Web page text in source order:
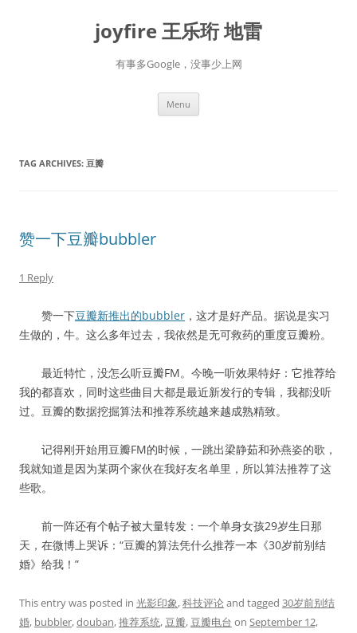
joyfire 王乐珩 地雷
有事多Google，没事少上网
Menu
TAG ARCHIVES: 豆瓣
赞一下豆瓣bubbler
1 Reply
赞一下豆瓣新推出的bubbler ，这才是好产品。据说是实习
生做的，牛。这么多年过去，我依然是无可救药的重度豆瓣粉。
最近特忙，没怎么听豆瓣FM。今晚一听效果特好：它推荐给
我的都喜欢，同时这些曲目大都是最近新发行的专辑，我都没听
过。豆瓣的数据挖掘算法和推荐系统越来越成熟精致。
记得刚开始用豆瓣FM的时候，一跳出梁静茹和孙燕姿的歌，
我就知道是因为某两个家伙在我好友名单里，所以算法推荐了这
些歌。
前一阵还有个帖子被大量转发：一个单身女孩29岁生日那
天，在微博上哭诉：“豆瓣的算法凭什么推荐一本《30岁前别结
婚》给我！”
This entry was posted in 光影印象,科技评论and tagged 30岁前别结
婚, bubbler,douban,推荐系统,豆瓣,豆瓣电台 on September 12,